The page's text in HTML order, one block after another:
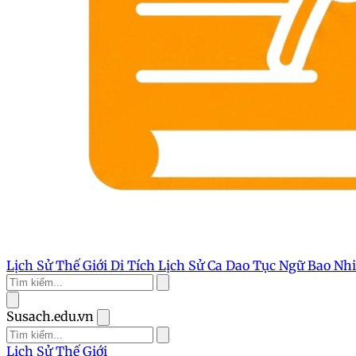
Lịch Sử Thế Giới Di Tích Lịch SửCa Dao Tục NgữBao
Susach.edu.vn
Lịch Sử Thế Giới